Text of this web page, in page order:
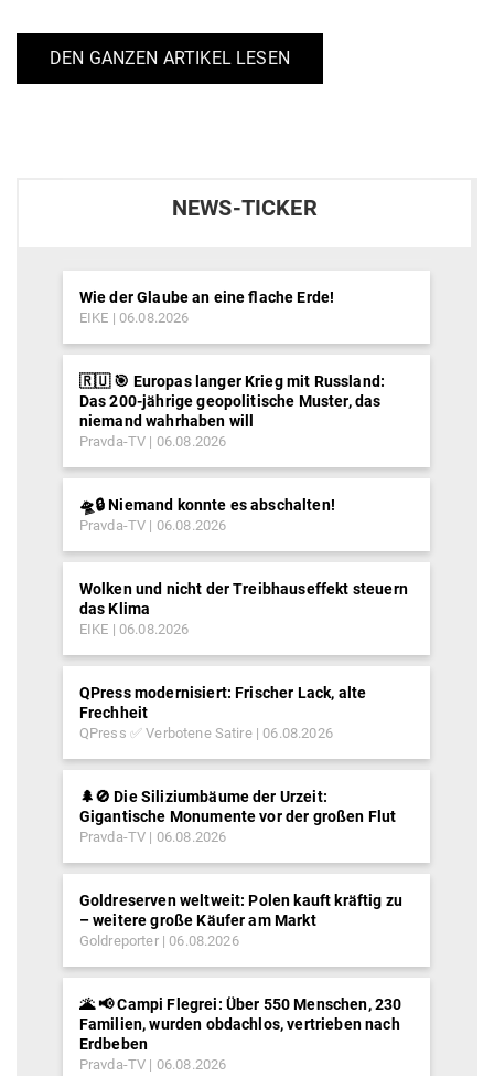
DEN GANZEN ARTIKEL LESEN
NEWS-TICKER
Wie der Glaube an eine flache Erde!
EIKE 06.08.2026
🇷🇺 🎯 Europas langer Krieg mit Russland:
Das 200-jährige geopolitische Muster, das
niemand wahrhaben will
Pravda-TV 06.08.2026
🛸🔒 Niemand konnte es abschalten!
Pravda-TV 06.08.2026
Wolken und nicht der Treibhauseffekt steuern
das Klima
EIKE 06.08.2026
QPress modernisiert: Frischer Lack, alte
Frechheit
QPress ✅ Verbotene Satire 06.08.2026
🌲🚫 Die Siliziumbäume der Urzeit:
Gigantische Monumente vor der großen Flut
Pravda-TV 06.08.2026
Goldreserven weltweit: Polen kauft kräftig zu
– weitere große Käufer am Markt
Goldreporter 06.08.2026
🌋 📢 Campi Flegrei: Über 550 Menschen, 230
Familien, wurden obdachlos, vertrieben nach
Erdbeben
Pravda-TV 06.08.2026